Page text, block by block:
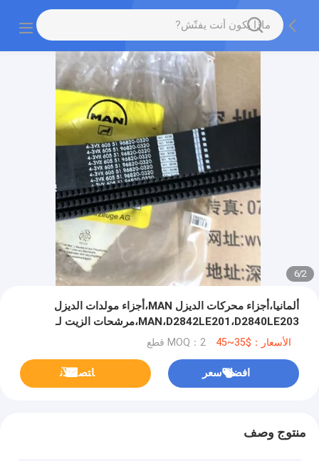
2
/
6
ألمانيا،أجزاء محركات الديزل MAN،أجزاء مولدات الديزل
MAN،D2842LE201،D2840LE203،مرشحات الزيت لـ
MAN،51.05504-0098
الأسعار：$35~45 MOQ：2 قطع
افضل سعر ﺎﺘﺼﻟ ﺍﻶﻧ
منتوج وصف